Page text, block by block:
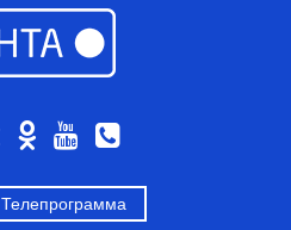
Телепрограмма